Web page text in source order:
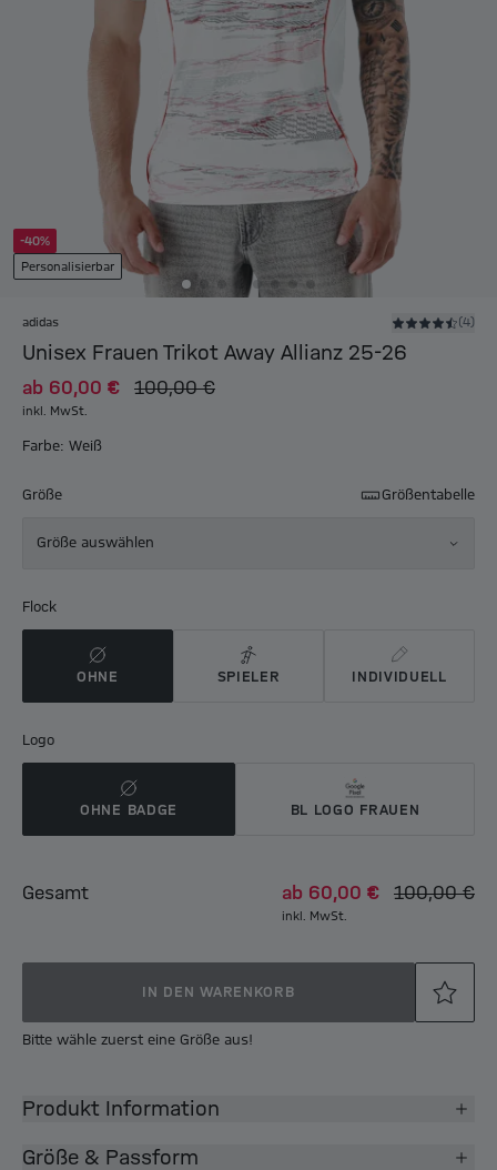
-40%
Personalisierbar
adidas (4)
Unisex Frauen Trikot Away Allianz 25-26
ab 60,00 € 100,00 €
inkl. MwSt.
Farbe: Weiß
Größe Größentabelle
Größe auswählen
Flock
OHNE SPIELER INDIVIDUELL
Logo
OHNE BADGE BL LOGO FRAUEN
Gesamt ab 60,00 € 100,00 €
inkl. MwSt.
IN DEN WARENKORB
Bitte wähle zuerst eine Größe aus!
Produkt Information
Größe & Passform